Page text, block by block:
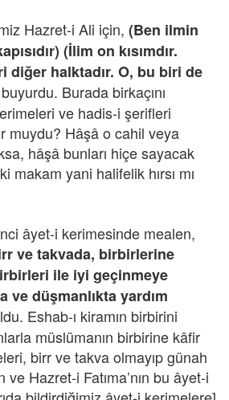
Hazret-i Ali için, (Ben ilmin
(İlim on kısımdır.
diğer halktadır. O, bu biri de
buyurdu. Burada birkaçını
ve hadis-i şerifleri
muydu? Hâşâ o cahil veya
hâşâ bunları hiçe sayacak
makam yani halifelik hırsı mı
âyet-i kerimesinde mealen,
ve takvada, birbirlerine
ile iyi geçinmeye
ve düşmanlıkta yardım
Eshab-ı kiramın birbirini
müslümanın birbirine kâfir
birr ve takva olmayıp günah
ve Hazret-i Fatıma’nın bu âyet-i